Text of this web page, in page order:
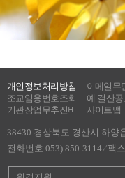
개인정보처리방침 이메일무
조교임용번호조회
예·결산
기관장업무추진비
사이트맵
38430 경상북도 경산시 하양
전화번호 053) 850-3114 ⁄ 팩